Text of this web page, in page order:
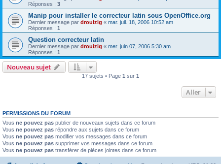
Réponses : 3
Manip pour installer le correcteur latin sous OpenOffice.org
Dernier message par drouizig « mar. juil. 18, 2006 10:52 am
Réponses : 1
Question correcteur latin
Dernier message par drouizig « mer. juin 07, 2006 5:30 am
Réponses : 1
Nouveau sujet
17 sujets • Page 1 sur 1
Aller
PERMISSIONS DU FORUM
Vous ne pouvez pas publier de nouveaux sujets dans ce forum
Vous ne pouvez pas répondre aux sujets dans ce forum
Vous ne pouvez pas modifier vos messages dans ce forum
Vous ne pouvez pas supprimer vos messages dans ce forum
Vous ne pouvez pas transférer de pièces jointes dans ce forum